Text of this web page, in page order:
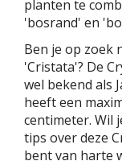
planten te
'bosrand' en
Ben je op zoek
'Cristata'? De
wel bekend als
heeft een
centimeter. Wil
tips over deze
bent van harte